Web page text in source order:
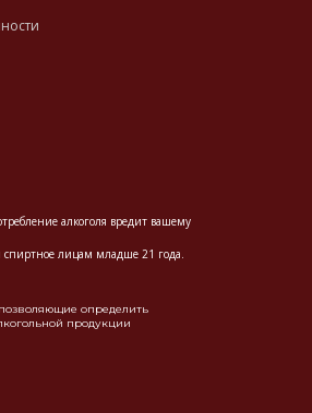
алкоголя вредит вашему
лицам младше 21 года.
определить
продукции